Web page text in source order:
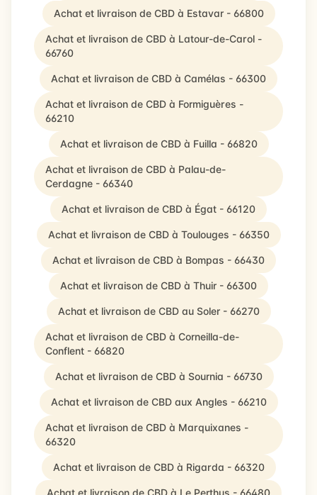
Achat et livraison de CBD à Estavar - 66800
Achat et livraison de CBD à Latour-de-Carol -
66760
Achat et livraison de CBD à Camélas - 66300
Achat et livraison de CBD à Formiguères -
66210
Achat et livraison de CBD à Fuilla - 66820
Achat et livraison de CBD à Palau-de-
Cerdagne - 66340
Achat et livraison de CBD à Égat - 66120
Achat et livraison de CBD à Toulouges - 66350
Achat et livraison de CBD à Bompas - 66430
Achat et livraison de CBD à Thuir - 66300
Achat et livraison de CBD au Soler - 66270
Achat et livraison de CBD à Corneilla-de-
Conflent - 66820
Achat et livraison de CBD à Sournia - 66730
Achat et livraison de CBD aux Angles - 66210
Achat et livraison de CBD à Marquixanes -
66320
Achat et livraison de CBD à Rigarda - 66320
Achat et livraison de CBD à Le Perthus - 66480